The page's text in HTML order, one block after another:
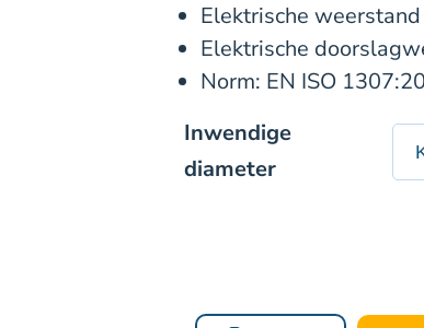
Elektrische
Elektrische
Norm: EN ISO
Inwendige
diameter